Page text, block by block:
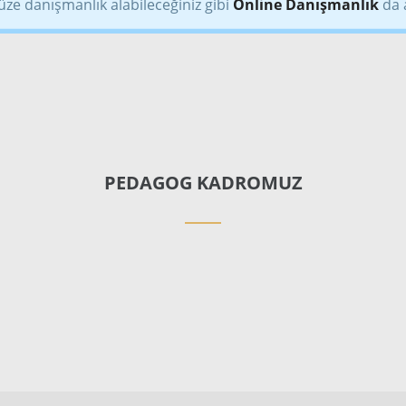
danışmanlık alabileceğiniz gibi Online Danışmanlık da
PEDAGOG KADROMUZ